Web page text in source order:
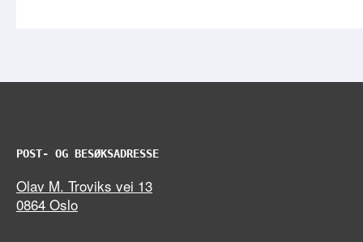
POST- OG BESØKSADRESSE
Olav M. Troviks vei 13
0864 Oslo